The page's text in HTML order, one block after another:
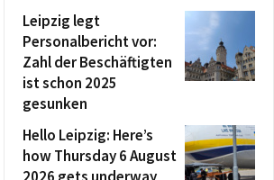
Leipzig legt
Personalbericht vor:
Zahl der Beschäftigten
ist schon 2025
gesunken
Hello Leipzig: Here’s
how Thursday 6 August